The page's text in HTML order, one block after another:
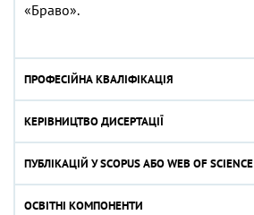
«Браво».
ПРОФЕСІЙНА КВАЛІФІКАЦІЯ
КЕРІВНИЦТВО ДИСЕРТАЦІЇ
ПУБЛІКАЦІЙ У SCOPUS АБО WEB OF SCIENCE
ОСВІТНІ КОМПОНЕНТИ